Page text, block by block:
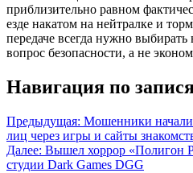
приблизительно равном
езде накатом на нейтралке и
передаче всегда нужно выбирать
вопрос безопасности, а не
Навигация по
Предыдущая: Мошенники начали
лиц через игры и сайты
Далее: Вышел хоррор «Полигон
студии Dark Games DGG